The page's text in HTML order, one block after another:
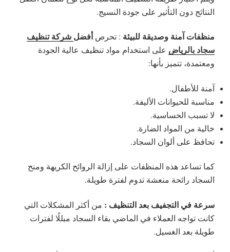
النتائج دون التأثير على جودة النسيج.
منظفات آمنة وصديقة للبيئة : تحرصأفضل شركة تنظيف
سجاد بالرياض على استخدام مواد تنظيف عالية الجودة
ومعتمدة، تتميز بأنها:
آمنة للأطفال.
مناسبة للحيوانات الأليفة.
لا تسبب الحساسية.
خالية من المواد الضارة.
تحافظ على ألوان السجاد.
كما تساعد هذه المنظفات على إزالة الروائح الكريهة ومنح
السجاد رائحة منعشة تدوم لفترة طويلة.
سرعة في التجفيف بعد التنظيف : من أكثر المشكلات التي
كانت تواجه العملاء في الماضي بقاء السجاد مبللًا لفترات
طويلة بعد الغسيل.